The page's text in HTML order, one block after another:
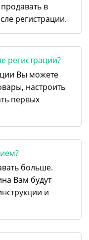
в
регистрации.
регистрации?
Вы можете
настроить
первых
больше.
Вам будут
и